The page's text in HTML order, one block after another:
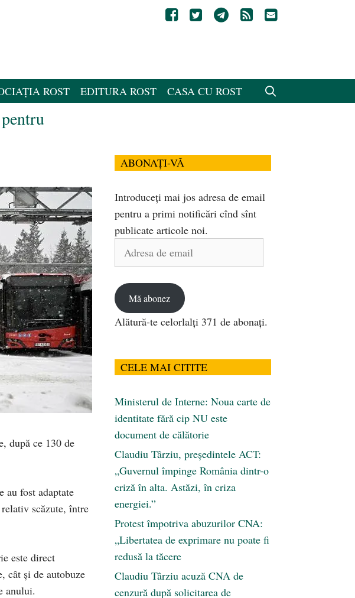
ROST EDITURA ROST CASA CU ROST
după ce 130 de
au fost adaptate
scăzute, între
este direct
cât și de autobuze
anului.
ABONAȚI-VĂ
Introduceți mai jos adresa de email
pentru a primi notificări cînd sînt
publicate articole noi.
Adresa
Mă abonez
Alătură-te celorlalți 371 de abonați.
CELE MAI CITITE
Ministerul de Interne: Noua carte de
identitate fără cip NU este
document de călătorie
Claudiu Târziu, președintele ACT:
„Guvernul împinge România dintr-o
criză în alta. Astăzi, în criza
energiei.”
Protest împotriva abuzurilor CNA:
„Libertatea de exprimare nu poate fi
redusă la tăcere
Claudiu Târziu acuză CNA de
cenzură după solicitarea de